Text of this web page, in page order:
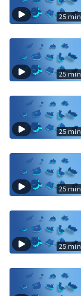
25 min
25 min
25 min
25 min
25 min